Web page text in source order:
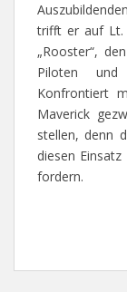
trifft er auf Lt.
„Rooster“,
Piloten und
Konfrontiert
Maverick
stellen, denn
diesen
fordern.